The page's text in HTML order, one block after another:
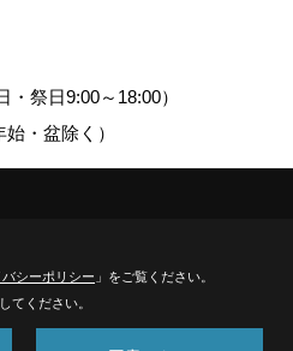
・祭日9:00～18:00）
・盆除く）
バシーポリシー 」をご覧ください。
てください。